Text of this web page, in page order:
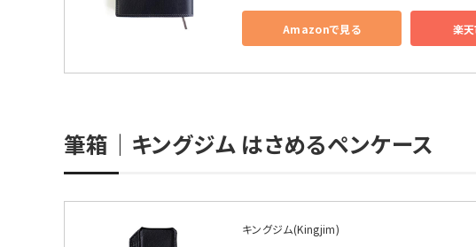
Amazonで見る 楽
筆箱｜キングジム はさめるペンケース
キングジム(Kingjim)